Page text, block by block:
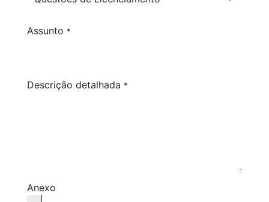
Assunto *
Descrição detalhada *
Anexo